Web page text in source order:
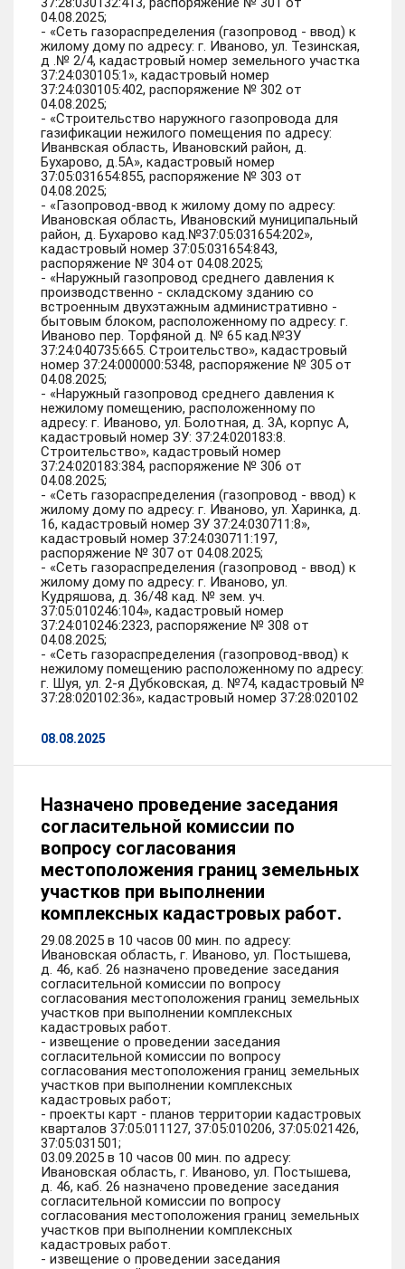
04.08.2025;
- «Сеть газораспределения (газопровод - ввод) к
жилому дому по адресу: г. Иваново, ул. Тезинская,
д .№ 2/4, кадастровый номер земельного участка
37:24:030105:1», кадастровый номер
37:24:030105:402, распоряжение № 302 от
04.08.2025;
- «Строительство наружного газопровода для
газификации нежилого помещения по адресу:
Иванвская область, Ивановский район, д.
Бухарово, д.5А», кадастровый номер
37:05:031654:855, распоряжение № 303 от
04.08.2025;
- «Газопровод-ввод к жилому дому по адресу:
Ивановская область, Ивановский муниципальный
район, д. Бухарово кад.№37:05:031654:202»,
кадастровый номер 37:05:031654:843,
распоряжение № 304 от 04.08.2025;
- «Наружный газопровод среднего давления к
производственно - складскому зданию со
встроенным двухэтажным административно -
бытовым блоком, расположенному по адресу: г.
Иваново пер. Торфяной д. № 65 кад.№ЗУ
37:24:040735:665. Строительство», кадастровый
номер 37:24:000000:5348, распоряжение № 305 от
04.08.2025;
- «Наружный газопровод среднего давления к
нежилому помещению, расположенному по
адресу: г. Иваново, ул. Болотная, д. 3А, корпус А,
кадастровый номер ЗУ: 37:24:020183:8.
Строительство», кадастровый номер
37:24:020183:384, распоряжение № 306 от
04.08.2025;
- «Сеть газораспределения (газопровод - ввод) к
жилому дому по адресу: г. Иваново, ул. Харинка, д.
16, кадастровый номер ЗУ 37:24:030711:8»,
кадастровый номер 37:24:030711:197,
распоряжение № 307 от 04.08.2025;
- «Сеть газораспределения (газопровод - ввод) к
жилому дому по адресу: г. Иваново, ул.
Кудряшова, д. 36/48 кад. № зем. уч.
37:05:010246:104», кадастровый номер
37:24:010246:2323, распоряжение № 308 от
04.08.2025;
- «Сеть газораспределения (газопровод-ввод) к
нежилому помещению расположенному по адресу:
г. Шуя, ул. 2-я Дубковская, д. №74, кадастровый №
37:28:020102:36», кадастровый номер 37:28:020102
08.08.2025
Назначено проведение заседания
согласительной комиссии по
вопросу согласования
местоположения границ земельных
участков при выполнении
комплексных кадастровых работ.
29.08.2025 в 10 часов 00 мин. по адресу:
Ивановская область, г. Иваново, ул. Постышева,
д. 46, каб. 26 назначено проведение заседания
согласительной комиссии по вопросу
согласования местоположения границ земельных
участков при выполнении комплексных
кадастровых работ.
- извещение о проведении заседания
согласительной комиссии по вопросу
согласования местоположения границ земельных
участков при выполнении комплексных
кадастровых работ;
- проекты карт - планов территории кадастровых
кварталов 37:05:011127, 37:05:010206, 37:05:021426,
37:05:031501;
03.09.2025 в 10 часов 00 мин. по адресу:
Ивановская область, г. Иваново, ул. Постышева,
д. 46, каб. 26 назначено проведение заседания
согласительной комиссии по вопросу
согласования местоположения границ земельных
участков при выполнении комплексных
кадастровых работ.
- извещение о проведении заседания